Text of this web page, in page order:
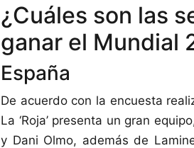
¿Cuáles son las
ganar el Mundial
España
De acuerdo con la encuesta
La ‘Roja’ presenta un gran
y Dani Olmo, además de